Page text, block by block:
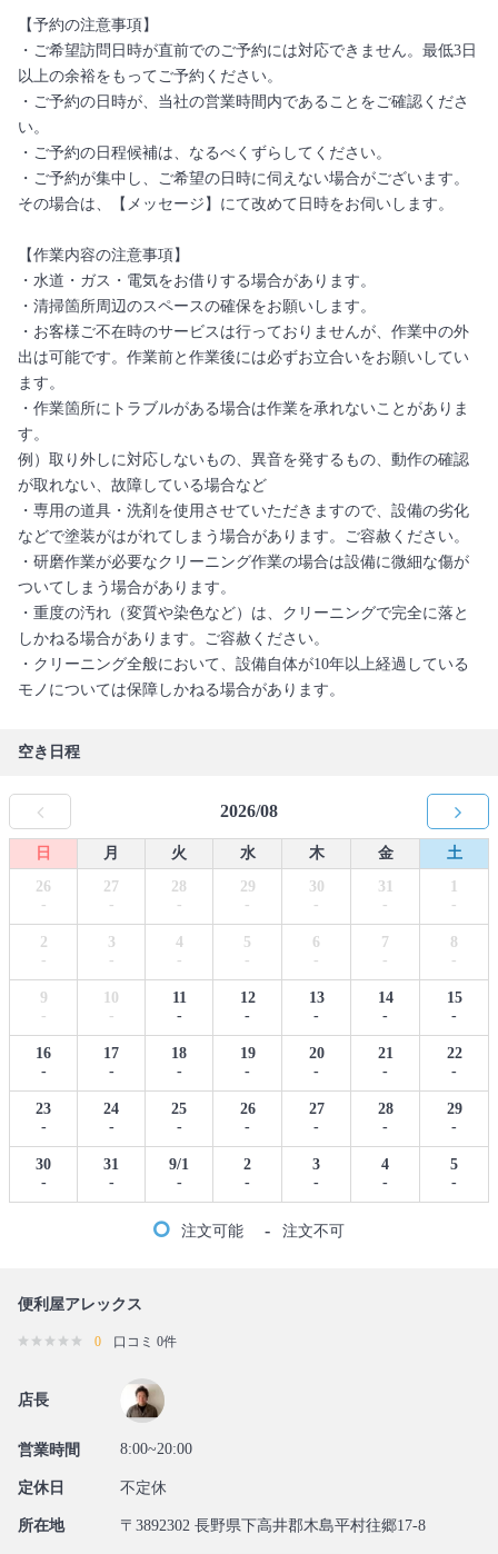
【予約の注意事項】
・ご希望訪問日時が直前でのご予約には対応できません。最低3日
以上の余裕をもってご予約ください。
・ご予約の日時が、当社の営業時間内であることをご確認くださ
い。
・ご予約の日程候補は、なるべくずらしてください。
・ご予約が集中し、ご希望の日時に伺えない場合がございます。
その場合は、【メッセージ】にて改めて日時をお伺いします。
【作業内容の注意事項】
・水道・ガス・電気をお借りする場合があります。
・清掃箇所周辺のスペースの確保をお願いします。
・お客様ご不在時のサービスは行っておりませんが、作業中の外
出は可能です。作業前と作業後には必ずお立合いをお願いしてい
ます。
・作業箇所にトラブルがある場合は作業を承れないことがありま
す。
例）取り外しに対応しないもの、異音を発するもの、動作の確認
が取れない、故障している場合など
・専用の道具・洗剤を使用させていただきますので、設備の劣化
などで塗装がはがれてしまう場合があります。ご容赦ください。
・研磨作業が必要なクリーニング作業の場合は設備に微細な傷が
ついてしまう場合があります。
・重度の汚れ（変質や染色など）は、クリーニングで完全に落と
しかねる場合があります。ご容赦ください。
・クリーニング全般において、設備自体が10年以上経過している
モノについては保障しかねる場合があります。
空き日程
2026/08
日 月 火 水 木 金
土
26
-
27
-
28
-
29
-
30
-
31
-
1
-
2
-
3
-
4
-
5
-
6
-
7
-
8
-
9
-
10
-
11
-
12
-
13
-
14
-
15
-
16
-
17
-
18
-
19
-
20
-
21
-
22
-
23
-
24
-
25
-
26
-
27
-
28
-
29
-
30
-
31
-
9/1
-
2
-
3
-
4
-
5
-
注文可能 - 注文不可
便利屋アレックス
0 口コミ 0件
店長
営業時間 8:00~20:00
定休日 不定休
所在地 〒3892302 長野県下高井郡木島平村往郷17-8